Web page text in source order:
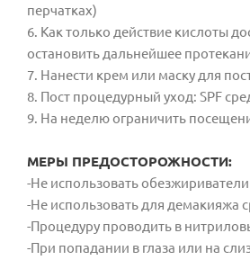
перчатках)
6. Как только действие кислоты
остановить дальнейшее
7. Нанести крем или маску для
8. Пост процедурный уход: SPF
9. На неделю ограничить
МЕРЫ ПРЕДОСТОРОЖНОСТИ:
-Не использовать обезжириватели
-Не использовать для демакияжа
-Процедуру проводить в
-При попадании в глаза или на